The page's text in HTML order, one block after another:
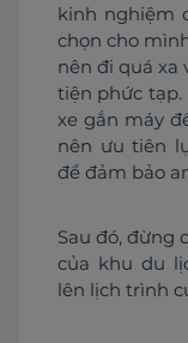
kinh nghiệm
chọn cho
nên đi quá xa
tiện phức tạp.
xe gắn máy
nên ưu tiên
để đảm bảo
Sau đó, đừng
của khu du
lên lịch trình